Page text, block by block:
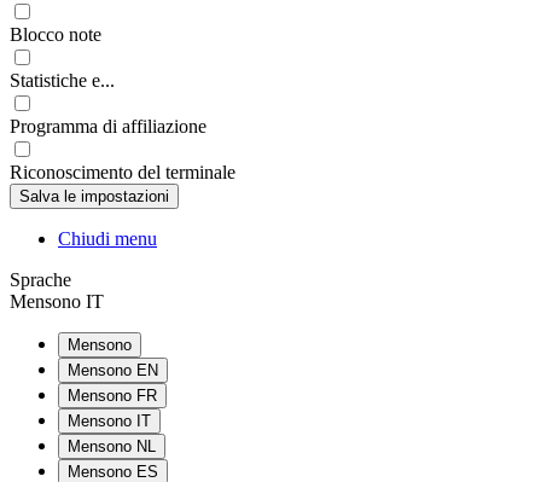
Blocco note
Statistiche e...
Programma di affiliazione
Riconoscimento del terminale
Chiudi menu
Sprache
Mensono IT
Mensono
Mensono EN
Mensono FR
Mensono IT
Mensono NL
Mensono ES